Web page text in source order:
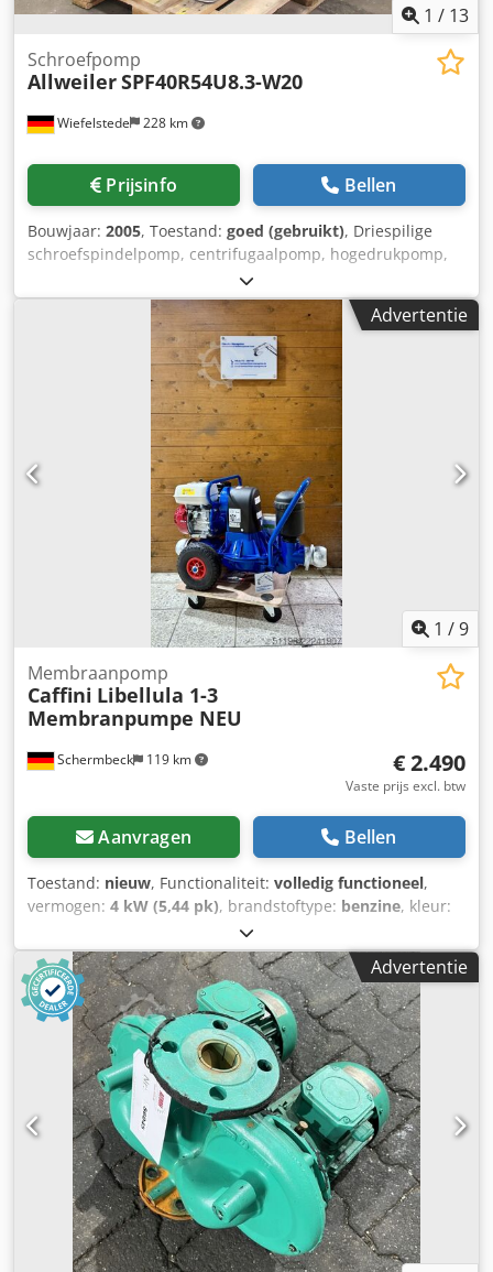
1 / 13
Wiefelstede 228 km
Schroefpomp
AllweilerSPF40R54U8.3-W20
Prijsinfo Bellen
Bouwjaar: 2005, Toestand: goed (gebruikt), Driespilige
schroefspindelpomp, centrifugaalpomp, hogedrukpomp,
smeerolie-/oliepomp, drievoudige schroefpomp -
Fabrikant: Allweiler, schroefpomp type SPF40R54U8.3-W20
met slangpakket - Capaciteit: 3,4 l/min - Druk: 3 bar -
Motor: 0,7 kW / 1800 tpm - Slangpakket: lengte 1x 60 m / 1x
6 m - Afmetingen: 1230/900/H960 mm Dodpjpid D Isfx
Adwekr - Gewicht: 160 kg
Advertentie
1 /9
Schermbeck 119 km
Membraanpomp
Caffini Libellula 1-3
Membranpumpe NEU
€ 2.490
Vaste prijs excl. btw
Aanvragen Bellen
Toestand: nieuw, Functionaliteit: volledig functioneel,
vermogen: 4 kW (5,44 pk), brandstoftype: benzine, kleur:
, bedrijfsklaar gewicht:53 kg
Libellula 1-3 membraanpomp – NIEUW | identiek aan
Wacker Neuson PDI 3A & AMT 337G-96B | Opvoerhoogte 7
m | Capaciteit 333 l/min | Drukaansluiting 80 mm | Honda
benzinemotor GX 160 | Gewicht 53,5 kg | Vaste stoffen tot
6 cm | Incl. onderstel & toebehoren Technische gegevens:
Dkjdpfezh Exxsx Adwor Fabrikant: Caffini Model: Libellula
1-3 Staat: NIEUW Gewicht: 53,5 kg Opvoerhoogte: 7 m
Capaciteit: 333 l/min Drukaansluiting: 80 mm Motor:
Honda GX 160 benzinemotor Motorvermogen: 4,0 kW Vaste
stoffen: tot 6 cm Toebehoren: onderstel, aansluitkit,
zuigkorf Highlights & uitrusting: - Membraanpomp voor
veeleisende toepassingen – ideaal voor slib, vuilwater &
vaste stoffen - Identiek aan Wacker Neuson PDI 3A & AMT
337G-96B – compatibel & bewezen - Krachtige Honda-
Advertentie